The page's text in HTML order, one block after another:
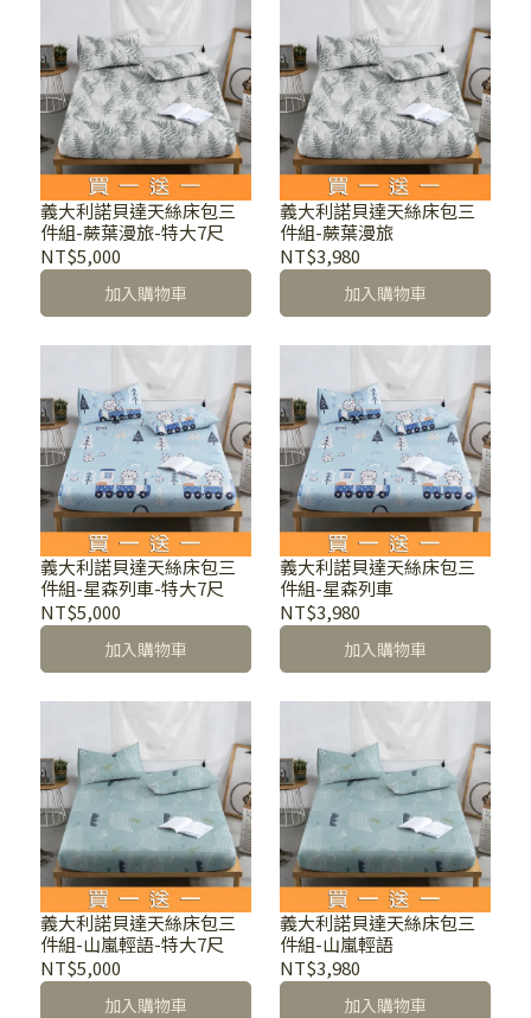
義大利諾貝達天絲床包三
件組-蕨葉漫旅-特大7尺
NT$5,000
加入購物車
義大利諾貝達天絲床包三
件組-蕨葉漫旅
NT$3,980
加入購物車
義大利諾貝達天絲床包三
件組-星森列車-特大7尺
NT$5,000
加入購物車
義大利諾貝達天絲床包三
件組-星森列車
NT$3,980
加入購物車
義大利諾貝達天絲床包三
件組-山嵐輕語-特大7尺
NT$5,000
加入購物車
義大利諾貝達天絲床包三
件組-山嵐輕語
NT$3,980
加入購物車